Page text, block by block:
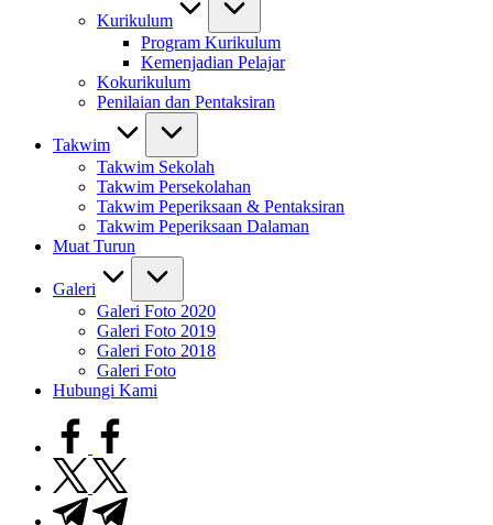
Kurikulum
Program Kurikulum
Kemenjadian Pelajar
Kokurikulum
Penilaian dan Pentaksiran
Takwim
Takwim Sekolah
Takwim Persekolahan
Takwim Peperiksaan & Pentaksiran
Takwim Peperiksaan Dalaman
Muat Turun
Galeri
Galeri Foto 2020
Galeri Foto 2019
Galeri Foto 2018
Galeri Foto
Hubungi Kami
facebook.com
twitter.com
t.me